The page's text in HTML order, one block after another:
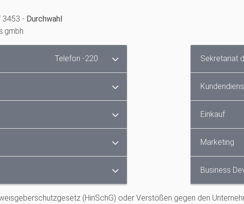
3453 - Durchwahl
Telefon -220 Sekretariat
Einkauf
Marketing
Business
(HinSchG) oder Verstößen gegen den